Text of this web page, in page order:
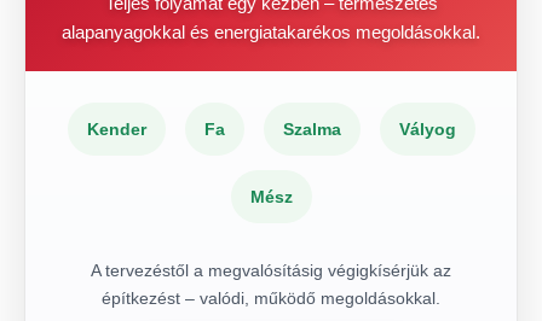
alapanyagokkal és energiatakarékos megoldásokkal.
Kender Fa Szalma Vályog
Mész
A tervezéstől a megvalósításig végigkísérjük az
építkezést – valódi, működő megoldásokkal.